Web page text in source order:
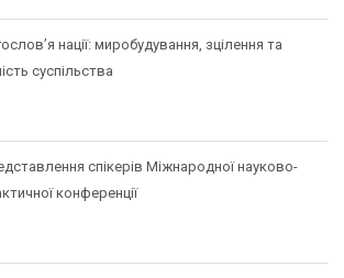
нації: миробудування, зцілення та
суспільства
спікерів Міжнародної науково-
конференції